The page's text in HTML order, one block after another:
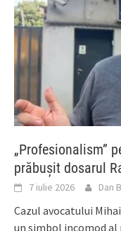
„Profesionalism”
prăbușit dosarul
7 iulie 2026 Dan
Cazul avocatului
un simbol incomod al